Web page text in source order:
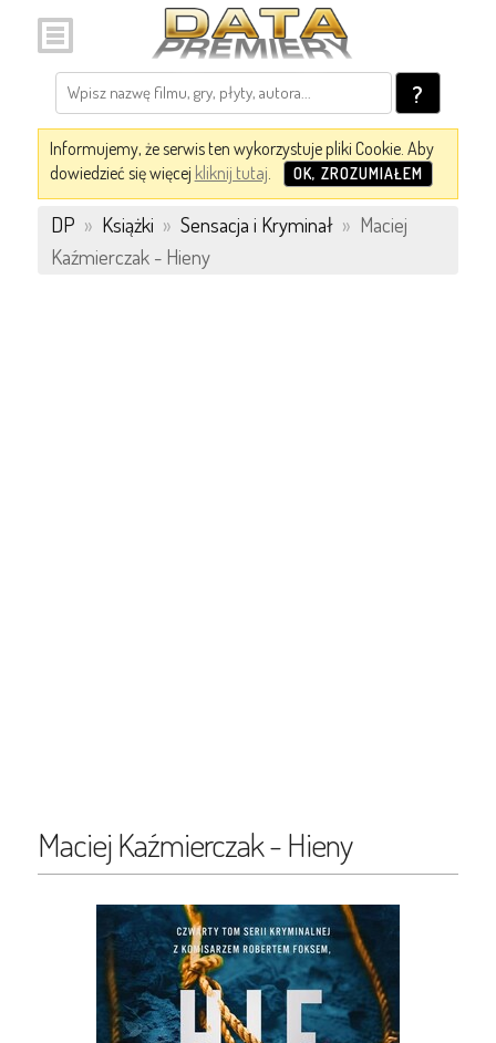
?
Informujemy, że serwis ten wykorzystuje pliki Cookie. Aby
dowiedzieć się więcej kliknij tutaj. OK, ZROZUMIAŁEM
DP » Książki » Sensacja i Kryminał » Maciej
Kaźmierczak - Hieny
Maciej Kaźmierczak - Hieny